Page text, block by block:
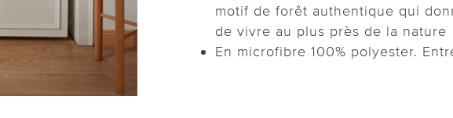
motif de forêt authentique qui
de vivre au plus près de la nature
En microfibre 100% polyester.